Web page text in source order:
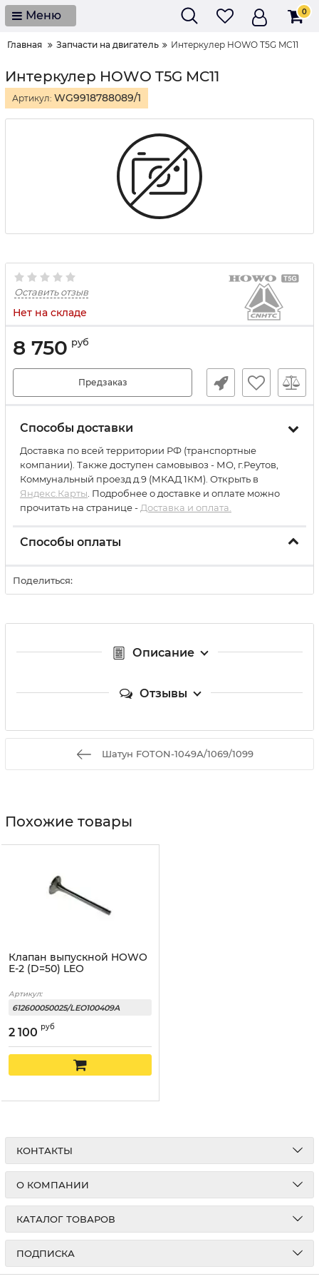
Меню 0
Главная Запчасти на двигатель Интеркулер HOWO T5G MC11
Интеркулер HOWO T5G MC11
Артикул: WG9918788089/1
Оставить отзыв
Нет на складе
8 750 руб
Предзаказ
Способы доставки
Доставка по всей территории РФ (транспортные
компании). Также доступен самовывоз - МО, г.Реутов,
Коммунальный проезд д.9 (МКАД 1КМ). Открыть в
Яндекс.Карты . Подробнее о доставке и оплате можно
прочитать на странице - Доставка и оплата.
Способы оплаты
Поделиться:
Описание
Отзывы
Шатун FOTON-1049А/1069/1099
Похожие товары
Клапан выпускной HOWO
Е-2 (D=50) LEO
Артикул:
612600050025/LEO100409A
2 100 руб
КОНТАКТЫ
О КОМПАНИИ
КАТАЛОГ ТОВАРОВ
ПОДПИСКА